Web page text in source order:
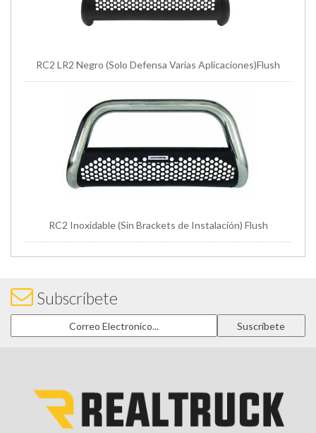
RC2 LR2 Negro (Solo Defensa Varias Aplicaciones)Flush
RC2 Inoxidable (Sin Brackets de Instalación) Flush
Subscríbete